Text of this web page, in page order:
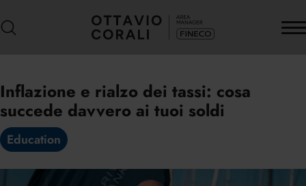
Inflazione e rialzo dei tassi: cosa
succede davvero ai tuoi soldi
Education